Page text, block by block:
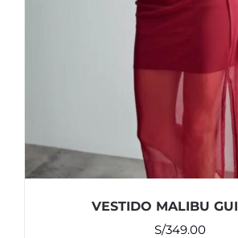
VESTIDO MALIBU
S/349.00